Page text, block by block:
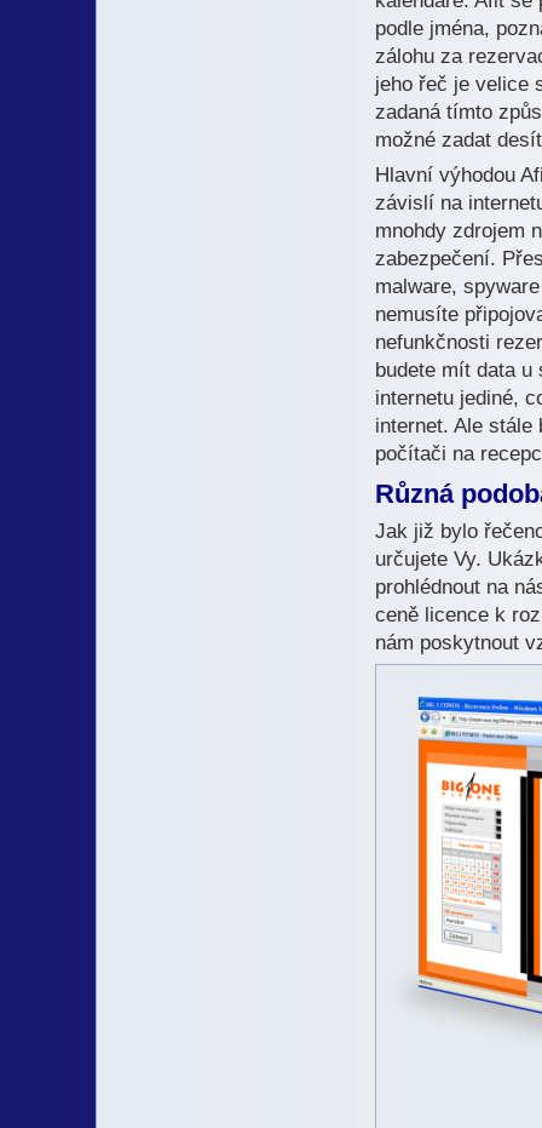
podle jména,
zálohu za
jeho řeč je velice
zadaná tímto
možné zadat
Hlavní výhodou
závislí na
mnohdy zdrojem
zabezpečení.
malware,
nemusíte
nefunkčnosti
budete mít data
internetu jediné,
internet. Ale stále
počítači na
Různá
Jak již bylo
určujete Vy.
prohlédnout na
ceně licence k
nám poskytnout